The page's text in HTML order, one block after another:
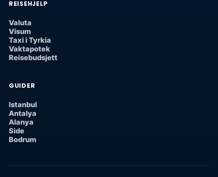
REISEHJELP
Valuta
Visum
Taxi i Tyrkia
Vaktapotek
Reisebudsjett
GUIDER
Istanbul
Antalya
Alanya
Side
Bodrum